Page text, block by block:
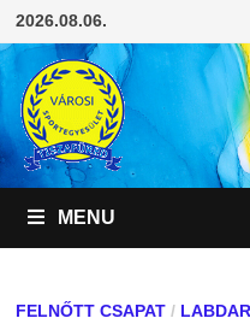
Skip
to
content
2026.08.06.
MENU
FELNŐTT CSAPAT/